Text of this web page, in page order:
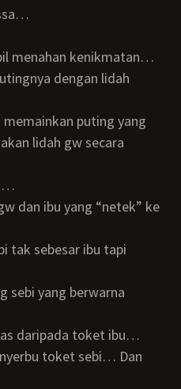
menahan kenikmatan…
lidah gw secara
daripada toket ibu…